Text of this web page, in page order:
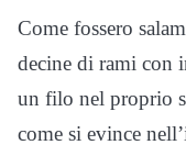
Come fossero
decine di rami con
un filo nel proprio
come si evince